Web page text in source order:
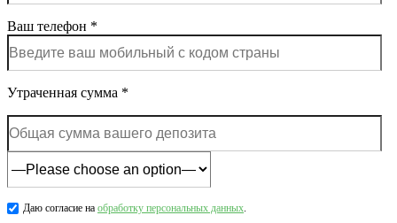
Ваш телефон *
Утраченная сумма *
Даю согласие на обработку персональных данных.